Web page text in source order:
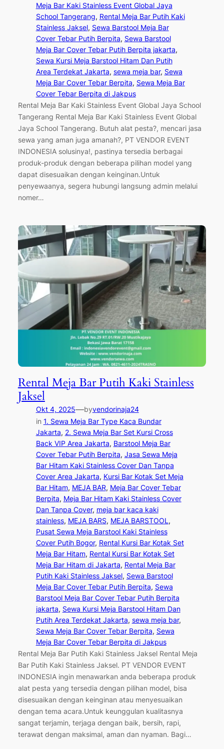
Meja Bar Kaki Stainless Event Global Jaya
School Tangerang, Rental Meja Bar Putih Kaki
Stainless Jaksel, Sewa Barstool Meja Bar
Cover Tebar Putih Berpita, Sewa Barstool
Meja Bar Cover Tebar Putih Berpita jakarta
Sewa Kursi Meja Barstool Hitam Dan Putih
Area Terdekat Jakarta, sewa meja bar, Sewa
Meja Bar Cover Tebar Berpita, Sewa Meja Bar
Cover Tebar Berpita di Jakpus
Rental Meja Bar Kaki Stainless Event Global Jaya School
Tangerang Rental Meja Bar Kaki Stainless Event Global
Jaya School Tangerang. Butuh alat pesta?, mencari jasa
sewa yang aman juga amanah?, PT VENDOR EVENT
INDONESIA solusinya!, pastinya tersedia berbagai
produk-produk dengan beberapa pilihan model yang
dapat disesuaikan dengan keinginan.Untuk
penyewaanya, segera hubungi langsung admin melalui
nomer…
Rental Meja Bar Putih Kaki Stainless
Jaksel
Okt 4, 2025—byvendorinaja24
in 1. Sewa Meja Bar Type Kaca Bundar
Jakarta, 2. Sewa Meja Bar Set Kursi Cross
Back VIP Area Jakarta, Barstool Meja Bar
Cover Tebar Putih Berpita, Jasa Sewa Meja
Bar Hitam Kaki Stainless Cover Dan Tanpa
Cover Area Jakarta, Kursi Bar Kotak Set Meja
Bar Hitam, MEJA BAR, Meja Bar Cover Tebar
Berpita, Meja Bar Hitam Kaki Stainless Cover
Dan Tanpa Cover, meja bar kaca kaki
stainless, MEJA BARS, MEJA BARSTOOL
Pusat Sewa Meja Barstool Kaki Stainless
Cover Putih Bogor, Rental Kursi Bar Kotak Set
Meja Bar Hitam, Rental Kursi Bar Kotak Set
Meja Bar Hitam di Jakarta, Rental Meja Bar
Putih Kaki Stainless Jaksel, Sewa Barstool
Meja Bar Cover Tebar Putih Berpita, Sewa
Barstool Meja Bar Cover Tebar Putih Berpita
jakarta, Sewa Kursi Meja Barstool Hitam Dan
Putih Area Terdekat Jakarta, sewa meja bar
Sewa Meja Bar Cover Tebar Berpita, Sewa
Meja Bar Cover Tebar Berpita di Jakpus
Rental Meja Bar Putih Kaki Stainless Jaksel Rental Meja
Bar Putih Kaki Stainless Jaksel. PT VENDOR EVENT
INDONESIA ingin menawarkan anda beberapa produk
alat pesta yang tersedia dengan pilihan model, bisa
disesuaikan dengan keinginan atau menyesuaikan
dengan tema acara.Untuk keunggulan kualitasnya
sangat terjamin, terjaga dengan baik, bersih, rapi,
terawat dengan maksimal, aman dan nyaman. Bagi…